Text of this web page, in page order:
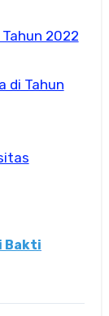
Tahun 2022
di Tahun
Bakti